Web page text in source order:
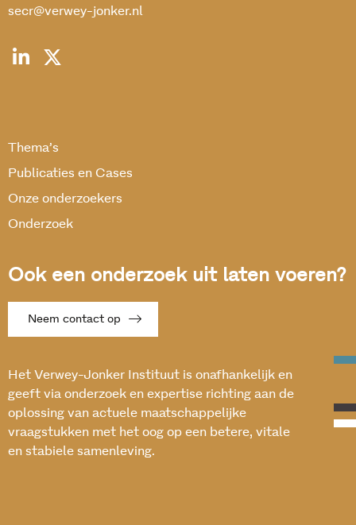
secr@verwey-jonker.nl
Thema’s
Publicaties en Cases
Onze onderzoekers
Onderzoek
Ook een onderzoek uit laten voeren?
Neem contact op
Het Verwey-Jonker Instituut is onafhankelijk en
geeft via onderzoek en expertise richting aan de
oplossing van actuele maatschappelijke
vraagstukken met het oog op een betere, vitale
en stabiele samenleving.